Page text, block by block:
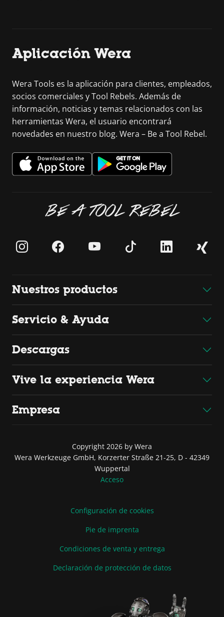
Aplicación Wera
Wera Tools es la aplicación para clientes, empleados,
socios comerciales y Tool Rebels. Además de
información, noticias y temas relacionados con las
herramientas Wera, el usuario encontrará
novedades en nuestro blog. Wera – Be a Tool Rebel.
BE A TOOL REBEL
Nuestros productos
Servicio & Ayuda
Descargas
Vive la experiencia Wera
Empresa
Copyright 2026 by Wera
Wera Werkzeuge GmbH, Korzerter Straße 21-25, D - 42349
Wuppertal
Acceso
Configuración de cookies
Pie de imprenta
Condiciones de venta y entrega
Declaración de protección de datos